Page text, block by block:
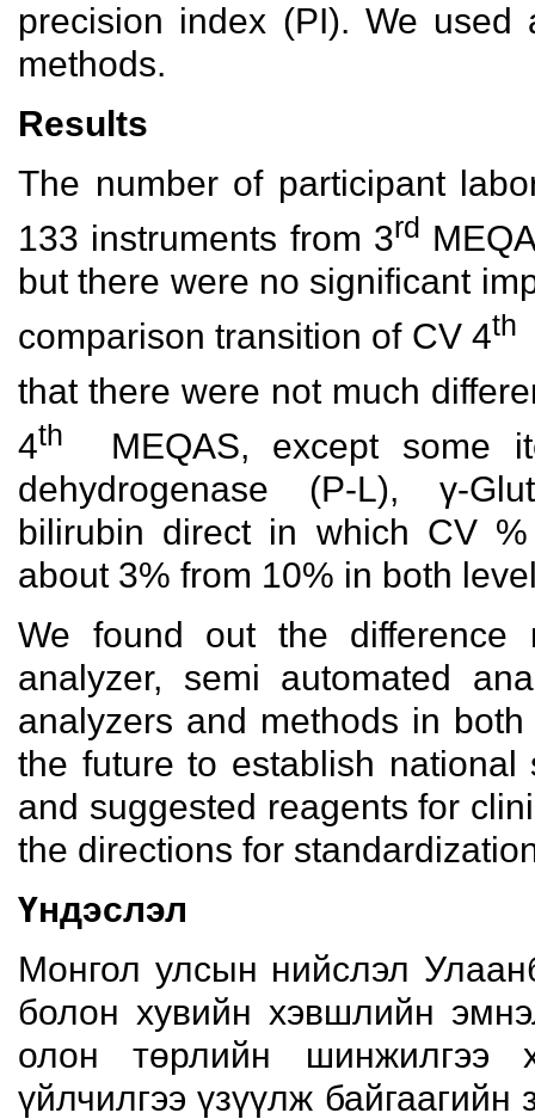
precision index (PI). We used
methods.
Results
The number of participant
133 instruments from 3rd
but there were no significant
comparison transition of CV 4th
that there were not much
4th
MEQAS, except some
dehydrogenase (P-L), γ-
bilirubin direct in which CV
about 3% from 10% in both
We found out the difference
analyzer, semi automated
analyzers and methods in
the future to establish
and suggested reagents for
the directions for
Үндэслэл
Монгол улсын нийслэл
болон хувийн хэвшлийн
олон төрлийн шинжилгээ
үйлчилгээ үзүүлж